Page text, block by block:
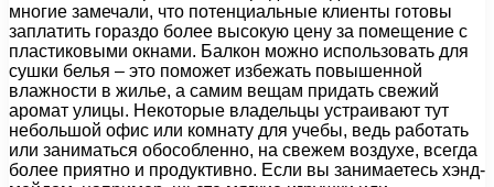
многие замечали, что потенциальные клиенты готовы
заплатить гораздо более высокую цену за помещение с
пластиковыми окнами. Балкон можно использовать для
сушки белья – это поможет избежать повышенной
влажности в жилье, а самим вещам придать свежий
аромат улицы. Некоторые владельцы устраивают тут
небольшой офис или комнату для учебы, ведь работать
или заниматься обособленно, на свежем воздухе, всегда
более приятно и продуктивно. Если вы занимаетесь хэнд-